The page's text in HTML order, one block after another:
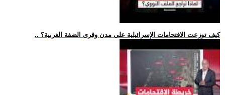
.. كيف توزعت الاقتحامات الإسرائيلية على مدن وقرى الضفة الغربية؟